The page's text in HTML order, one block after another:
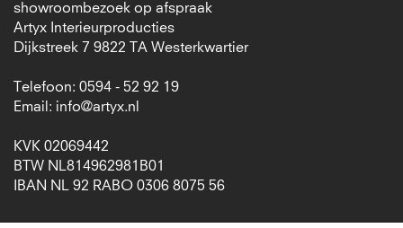
showroombezoek op afspraak
Artyx Interieurproducties
Dijkstreek 7 9822 TA Westerkwartier
Telefoon: 0594 - 52 92 19
Email: info@artyx.nl
KVK 02069442
BTW NL814962981B01
IBAN NL 92 RABO 0306 8075 56